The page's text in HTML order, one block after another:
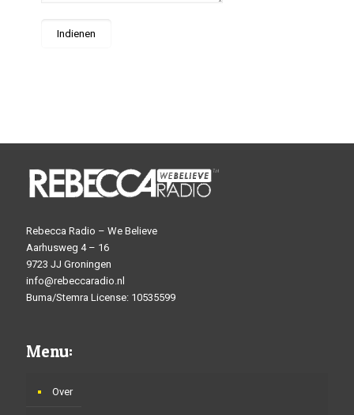
Rebecca Radio – We Believe
Aarhusweg 4 – 16
9723 JJ Groningen
info@rebeccaradio.nl
Buma/Stemra License: 10535599
Menu:
Over